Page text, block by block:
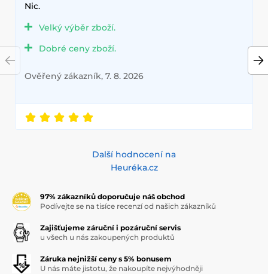
Nic.
Velký výběr zboží.
Dobré ceny zboží.
Ověřený zákazník, 7. 8. 2026
Další hodnocení na
Heuréka.cz
97% zákazníků doporučuje náš obchod
Podívejte se na tisíce recenzí od našich zákazníků
Zajišťujeme záruční i pozáruční servis
u všech u nás zakoupených produktů
Záruka nejnižší ceny s 5% bonusem
U nás máte jistotu, že nakoupíte nejvýhodněji